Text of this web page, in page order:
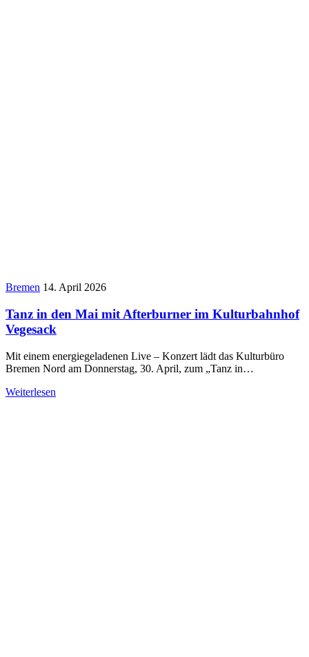
Bremen 14. April 2026
Tanz in den Mai mit Afterburner im Kulturbahnhof
Vegesack
Mit einem energiegeladenen Live – Konzert lädt das Kulturbüro
Bremen Nord am Donnerstag, 30. April, zum „Tanz in…
Weiterlesen